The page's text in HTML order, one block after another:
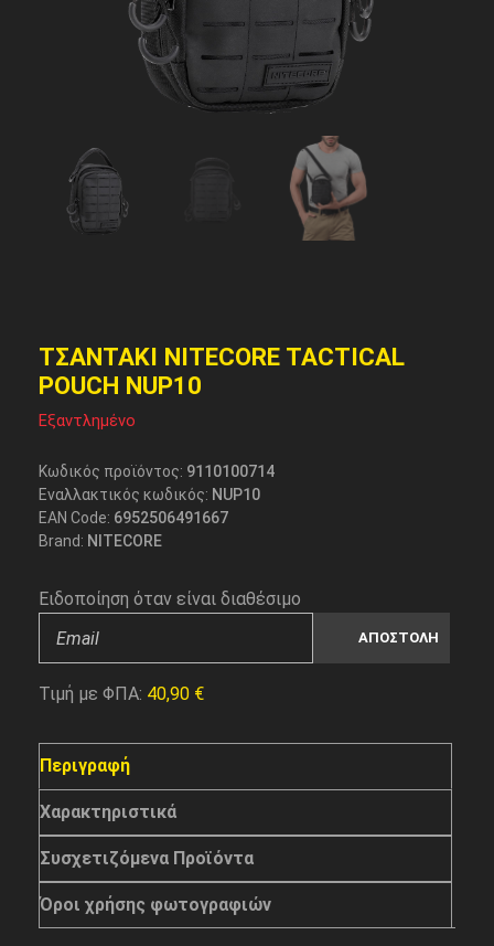
ΤΣΑΝΤΑΚΙ NITECORE TACTICAL
POUCH NUP10
Εξαντλημένο
Κωδικός προϊόντος: 9110100714
Εναλλακτικός κωδικός: NUP10
EAN Code: 6952506491667
Brand: NITECORE
Ειδοποίηση όταν είναι διαθέσιμο
Τιμή με ΦΠΑ: 40,90 €
Περιγραφή
Χαρακτηριστικά
Συσχετιζόμενα Προϊόντα
Όροι χρήσης φωτογραφιών